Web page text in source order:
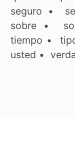
seguro •
sobre •
tiempo •
usted •